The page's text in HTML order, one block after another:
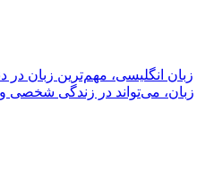
زبان انگلیسی، مهم‌ترین زبان
زبان، می‌تواند در زندگی شخصی و